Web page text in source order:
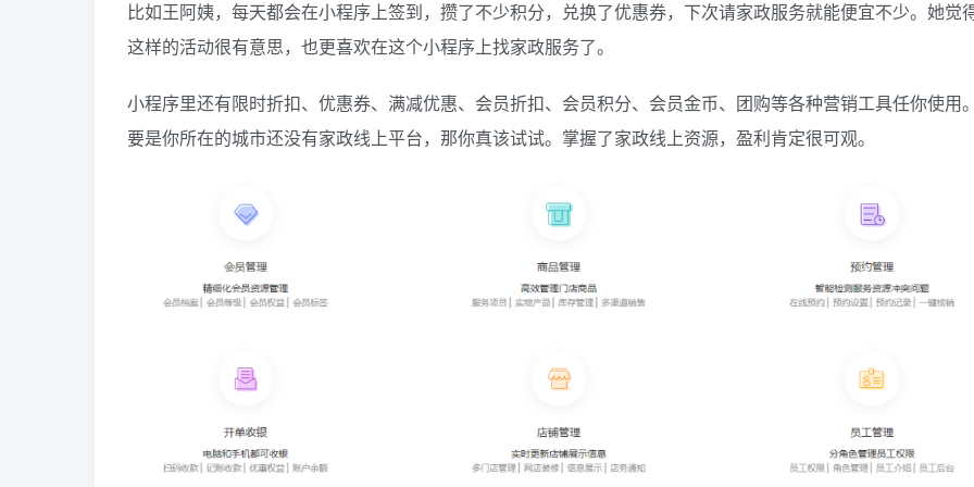
比如王阿姨，每天都会在小程序上签到，攒了不少积分，兑换了优惠券，下次请家政服务就能便宜不少。她觉
这样的活动很有意思，也更喜欢在这个小程序上找家政服务了。
小程序里还有限时折扣、优惠券、满减优惠、会员折扣、会员积分、会员金币、团购等各种营销工具任你使用
要是你所在的城市还没有家政线上平台，那你真该试试。掌握了家政线上资源，盈利肯定很可观。